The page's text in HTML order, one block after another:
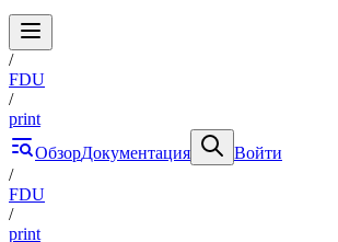
/
FDU
/
print
ОбзорДокументация
Войти
/
FDU
/
print